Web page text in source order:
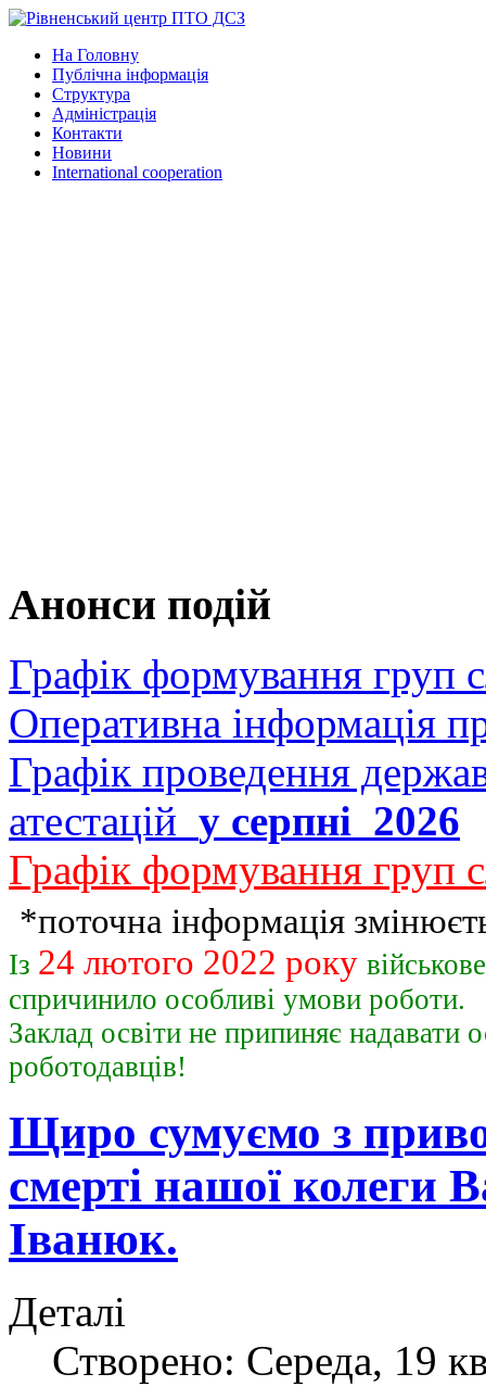
На Головну
Публічна інформація
Структура
Адміністрація
Контакти
Новини
International cooperation
Анонси подій
Графік формування груп
Оперативна інформація
Графік проведення
атестацій у серпні 2026
Графік формування груп
*поточна інформація
Із 24 лютого 2022 року
спричинило особливі умови роботи.
Заклад освіти не припиняє надавати
Щиро сумуємо з
смерті нашої колеги
Іванюк.
Деталі
Створено: Середа, 19